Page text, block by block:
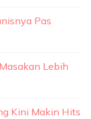
Pas
Lebih
Kini Makin Hits